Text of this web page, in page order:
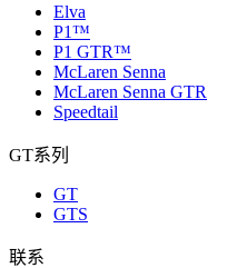
Elva
P1™
P1 GTR™
McLaren Senna
McLaren Senna GTR
Speedtail
GT系列
GT
GTS
联系